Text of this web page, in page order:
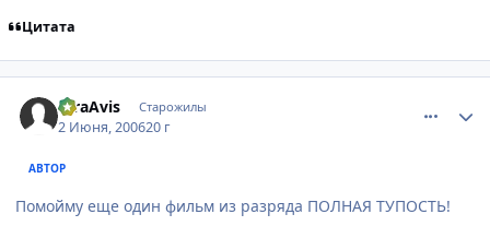
Цитата
raraAvis Старожилы
2 Июня, 200620 г
АВТОР
Помойму еще один фильм из разряда ПОЛНАЯ ТУПОСТЬ!